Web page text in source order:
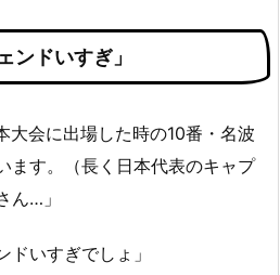
ンドいすぎ」
大会に出場した時の10番・名波
ます。（長く日本代表のキャプ
ん…」
いすぎでしょ」